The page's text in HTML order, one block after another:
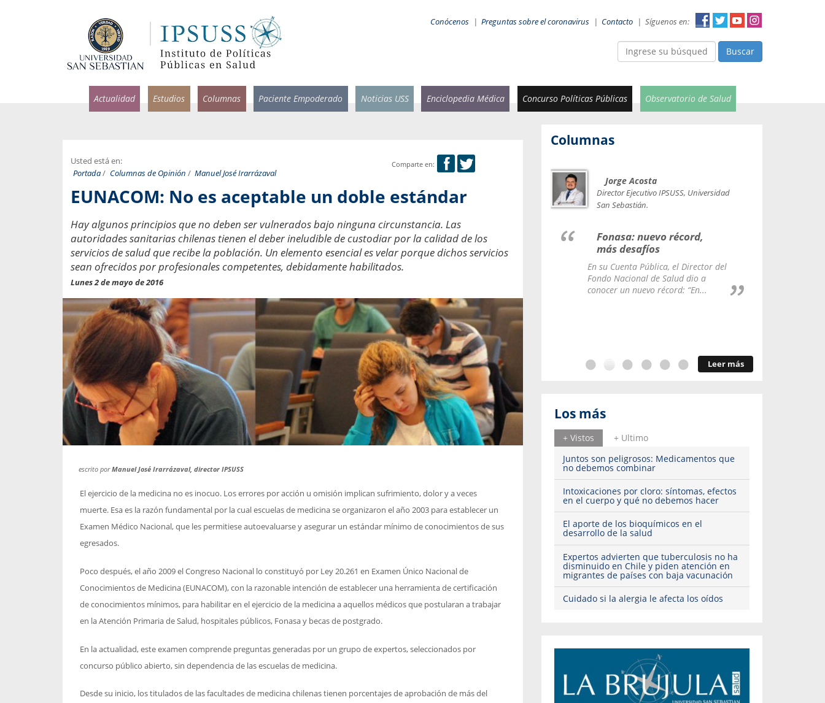
Conócenos | Preguntas sobre el coronavirus | Contacto | Síguenos en:
Buscar
Actualidad Estudios Columnas Paciente Empoderado Noticias USS Enciclopedia Médica Concurso Políticas Públicas Observatorio de Salud
Comparte en:
Usted está en:
Portada/ Columnas de Opinión / Manuel José Irarrázaval
EUNACOM: No es aceptable un doble estándar
Hay algunos principios que no deben ser vulnerados bajo ninguna circunstancia. Las
autoridades sanitarias chilenas tienen el deber ineludible de custodiar por la calidad de los
servicios de salud que recibe la población. Un elemento esencial es velar porque dichos servicios
sean ofrecidos por profesionales competentes, debidamente habilitados.
Lunes 2 de mayo de 2016
escrito porManuel José Irarrázaval, director IPSUSS
El ejercicio de la medicina no es inocuo. Los errores por acción u omisión implican sufrimiento, dolor y a veces
muerte. Esa es la razón fundamental por la cual escuelas de medicina se organizaron el año 2003 para establecer un
Examen Médico Nacional, que les permitiese autoevaluarse y asegurar un estándar mínimo de conocimientos de sus
egresados.
Poco después, el año 2009 el Congreso Nacional lo constituyó por Ley 20.261 en Examen Único Nacional de
Conocimientos de Medicina (EUNACOM), con la razonable intención de establecer una herramienta de certificación
de conocimientos mínimos, para habilitar en el ejercicio de la medicina a aquellos médicos que postularan a trabajar
en la Atención Primaria de Salud, hospitales públicos, Fonasa y becas de postgrado.
En la actualidad, este examen comprende preguntas generadas por un grupo de expertos, seleccionados por
concurso público abierto, sin dependencia de las escuelas de medicina.
Desde su inicio, los titulados de las facultades de medicina chilenas tienen porcentajes de aprobación de más del
Columnas
Facultad de Medicina USS.
médicas y
por incapacidad
entregados por la
que deben hacer...
Ignacio Rodríguez Rammsy
Infectólogo y profesor asistente de
Medicina, Universidad San Sebastián
Pandemias del mañana
Usamos la palabra pandemia cuando
una enfermedad contagiosa se
Decana facultad de Odontología,
Universidad San Sebastián.
¿Cuándo será urgente la
salud bucal?
En Chile, nadie muere de caries ni de
Jorge Acosta
Director Ejecutivo IPSUSS, Universidad
San Sebastián.
Fonasa: nuevo récord,
más desafíos
En su Cuenta Pública, el Director del
Fondo Nacional de Salud dio a
conocer un nuevo récord: “En...
Leer más
Los más
+ Vistos
+ Ultimo
Juntos son peligrosos: Medicamentos que
no debemos combinar
Intoxicaciones por cloro: síntomas, efectos
en el cuerpo y qué no debemos hacer
El aporte de los bioquímicos en el
desarrollo de la salud
Expertos advierten que tuberculosis no ha
disminuido en Chile y piden atención en
migrantes de países con baja vacunación
Cuidado si la alergia le afecta los oídos